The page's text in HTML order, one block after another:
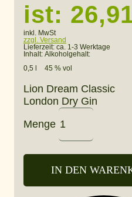
ist:
inkl. MwSt
zzgl. Versand
Lieferzeit: ca. 1-3 Werktage
Inhalt:
0,5 l
Alkoholgehalt:
45 % vol
Lion Dream Classic
London Dry Gin
Menge
IN DEN